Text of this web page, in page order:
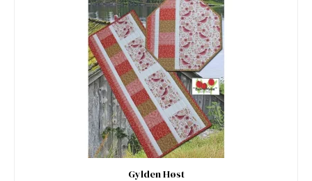
Gylden Høst